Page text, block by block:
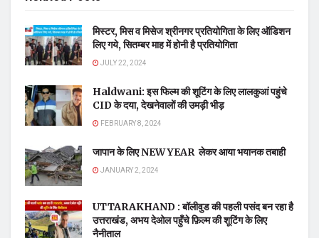
मिस्टर, मिस व मिसेज श्रीनगर प्रतियोगिता के लिए ऑडिशन
लिए गये, सितम्बर माह में होनी है प्रतियोगिता
JULY 22, 2024
Haldwani: इस फिल्म की शूटिंग के लिए लालकुआं पहुंचे
CID के दया, देखनेवालों की उमड़ी भीड़
FEBRUARY 8, 2024
जापान के लिए NEW YEAR लेकर आया भयानक तबाही
JANUARY 2, 2024
UTTARAKHAND : बॉलीवुड की पहली पसंद बन रहा है
उत्तराखंड, अभय देओल पहुँचे फ़िल्म की शूटिंग के लिए
नैनीताल